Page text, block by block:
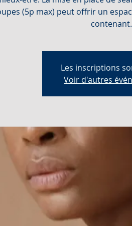
(5p max) peut offrir un
Les inscriptions
Voir d'autres